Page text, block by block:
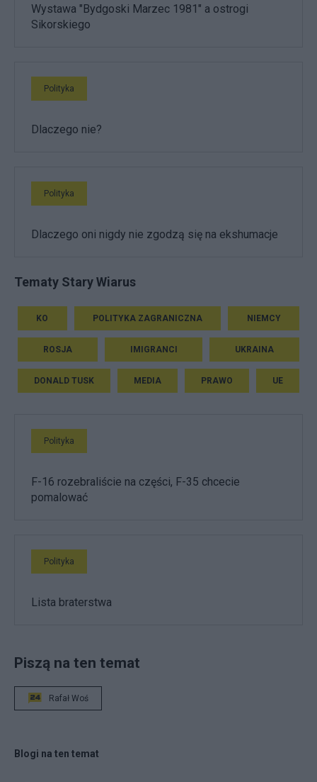
Wystawa "Bydgoski Marzec 1981" a ostrogi
Sikorskiego
Polityka
Dlaczego nie?
Polityka
Dlaczego oni nigdy nie zgodzą się na ekshumacje
Tematy Stary Wiarus
KO POLITYKA ZAGRANICZNA NIEMCY
ROSJA IMIGRANCI UKRAINA
DONALD TUSK MEDIA PRAWO UE
Polityka
F-16 rozebraliście na części, F-35 chcecie
pomalować
Polityka
Lista braterstwa
Piszą na ten temat
Rafał Woś
Blogi na ten temat